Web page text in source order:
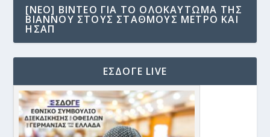
[NEO] ΒΊΝΤΕΟ ΓΙΑ ΤΟ ΟΛΟΚΑΎΤΩΜΑ ΤΗΣ
ΒΙΆΝΝΟΥ ΣΤΟΥΣ ΣΤΑΘΜΟΎΣ ΜΕΤΡΟ ΚΑΙ
ΗΣΑΠ
ΕΣΔΟΓΕ LIVE